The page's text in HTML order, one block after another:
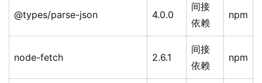
@types/parse-json 4.0.0
间接
依赖
npm
node-fetch 2.6.1
间接
依赖
npm